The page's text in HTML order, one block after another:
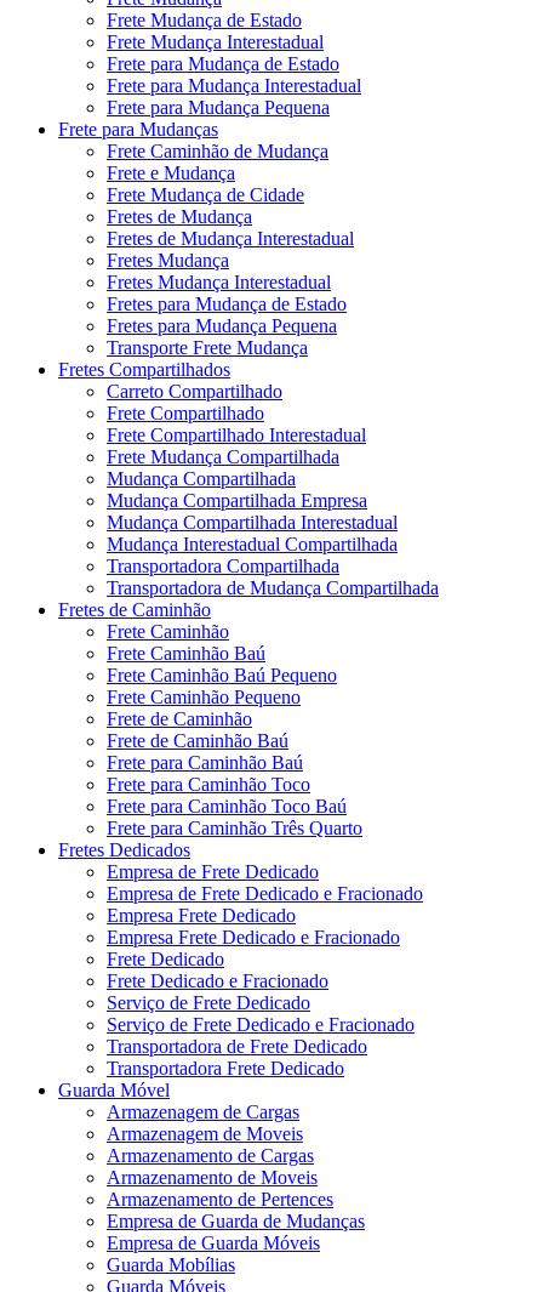
Frete Mudança de Estado
Frete Mudança Interestadual
Frete para Mudança de Estado
Frete para Mudança Interestadual
Frete para Mudança Pequena
Frete para Mudanças
Frete Caminhão de Mudança
Frete e Mudança
Frete Mudança de Cidade
Fretes de Mudança
Fretes de Mudança Interestadual
Fretes Mudança
Fretes Mudança Interestadual
Fretes para Mudança de Estado
Fretes para Mudança Pequena
Transporte Frete Mudança
Fretes Compartilhados
Carreto Compartilhado
Frete Compartilhado
Frete Compartilhado Interestadual
Frete Mudança Compartilhada
Mudança Compartilhada
Mudança Compartilhada Empresa
Mudança Compartilhada Interestadual
Mudança Interestadual Compartilhada
Transportadora Compartilhada
Transportadora de Mudança Compartilhada
Fretes de Caminhão
Frete Caminhão
Frete Caminhão Baú
Frete Caminhão Baú Pequeno
Frete Caminhão Pequeno
Frete de Caminhão
Frete de Caminhão Baú
Frete para Caminhão Baú
Frete para Caminhão Toco
Frete para Caminhão Toco Baú
Frete para Caminhão Três Quarto
Fretes Dedicados
Empresa de Frete Dedicado
Empresa de Frete Dedicado e Fracionado
Empresa Frete Dedicado
Empresa Frete Dedicado e Fracionado
Frete Dedicado
Frete Dedicado e Fracionado
Serviço de Frete Dedicado
Serviço de Frete Dedicado e Fracionado
Transportadora de Frete Dedicado
Transportadora Frete Dedicado
Guarda Móvel
Armazenagem de Cargas
Armazenagem de Moveis
Armazenamento de Cargas
Armazenamento de Moveis
Armazenamento de Pertences
Empresa de Guarda de Mudanças
Empresa de Guarda Móveis
Guarda Mobílias
Guarda Móveis